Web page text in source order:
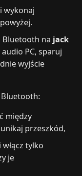
wykonaj
Bluetooth na jack
PC, sparuj
wyjście
Bluetooth:
między
przeszkód,
tylko
je